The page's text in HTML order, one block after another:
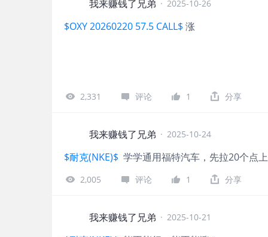
我来赚钱了兄弟 · 2025-10-26
$OXY 20260220 57.5 CALL$ 涨
2,331 评论 1 分享
我来赚钱了兄弟 · 2025-10-24
$耐克(NKE)$ 学学通用福特汽车，先拉20个点上
2,005 评论 1 分享
我来赚钱了兄弟 · 2025-10-21